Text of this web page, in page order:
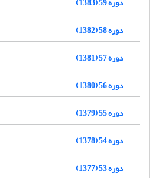
دوره 58 (1382)
دوره 57 (1381)
دوره 56 (1380)
دوره 55 (1379)
دوره 54 (1378)
دوره 53 (1377)